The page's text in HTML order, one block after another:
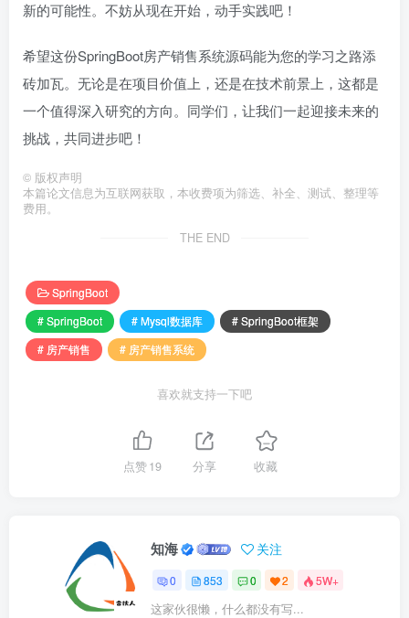
新的可能性。不妨从现在开始，动手实践吧！
希望这份SpringBoot房产销售系统源码能为您的学习之路添
砖加瓦。无论是在项目价值上，还是在技术前景上，这都是
一个值得深入研究的方向。同学们，让我们一起迎接未来的
挑战，共同进步吧！
© 版权声明
本篇论文信息为互联网获取，本收费项为筛选、补全、测试、整理等
费用。
THE END
SpringBoot
# SpringBoot
# Mysql数据库
# SpringBoot框架
# 房产销售
# 房产销售系统
喜欢就支持一下吧
点赞19 分享 收藏
知海 关注
0 853 0 2 5W+
这家伙很懒，什么都没有写...